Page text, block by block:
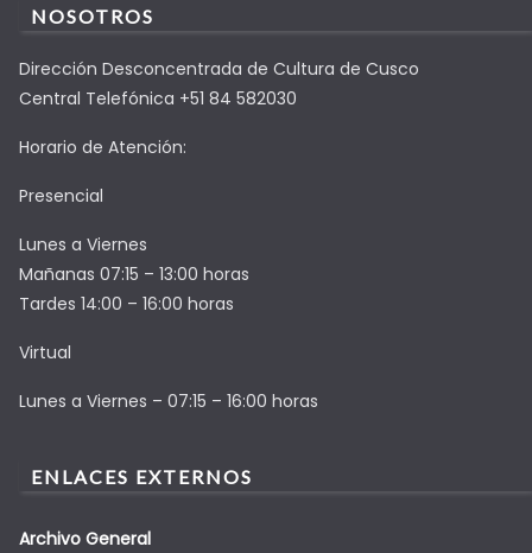
NOSOTROS
Dirección Desconcentrada de Cultura de Cusco
Central Telefónica +51 84 582030
Horario de Atención:
Presencial
Lunes a Viernes
Mañanas 07:15 – 13:00 horas
Tardes 14:00 – 16:00 horas
Virtual
Lunes a Viernes – 07:15 – 16:00 horas
ENLACES EXTERNOS
Archivo General